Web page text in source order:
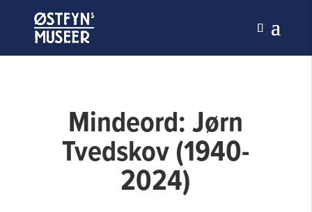
Mindeord: Jørn
Tvedskov (1940-
2024)